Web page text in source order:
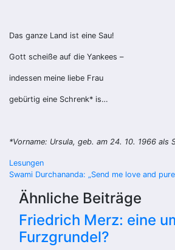
Das ganze Land ist eine Sau!
Gott scheiße auf die Yankees –
indessen meine liebe Frau
gebürtig eine Schrenk* is…
*Vorname: Ursula, geb. am 24. 10. 1966
Lesungen
Swami Durchananda: „Send me love and
Ähnliche Beiträge
Friedrich Merz: eine
Furzgrundel?